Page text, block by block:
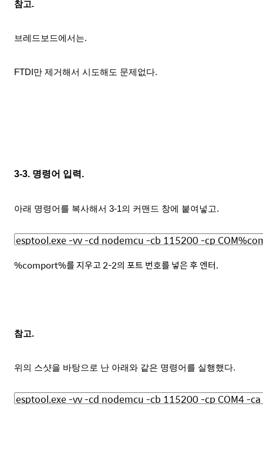
참고.
브레드보드에서는.
FTDI만 제거해서 시도해도 문제없다.
3-3. 명령어 입력.
아래 명령어를 복사해서 3-1의 커맨드 창에 붙여넣고.
%comport%를 지우고2-2의 포트 번호를 넣은 후 엔터.
참고.
위의 스샷을 바탕으로 난 아래와 같은 명령어를 실행했다.